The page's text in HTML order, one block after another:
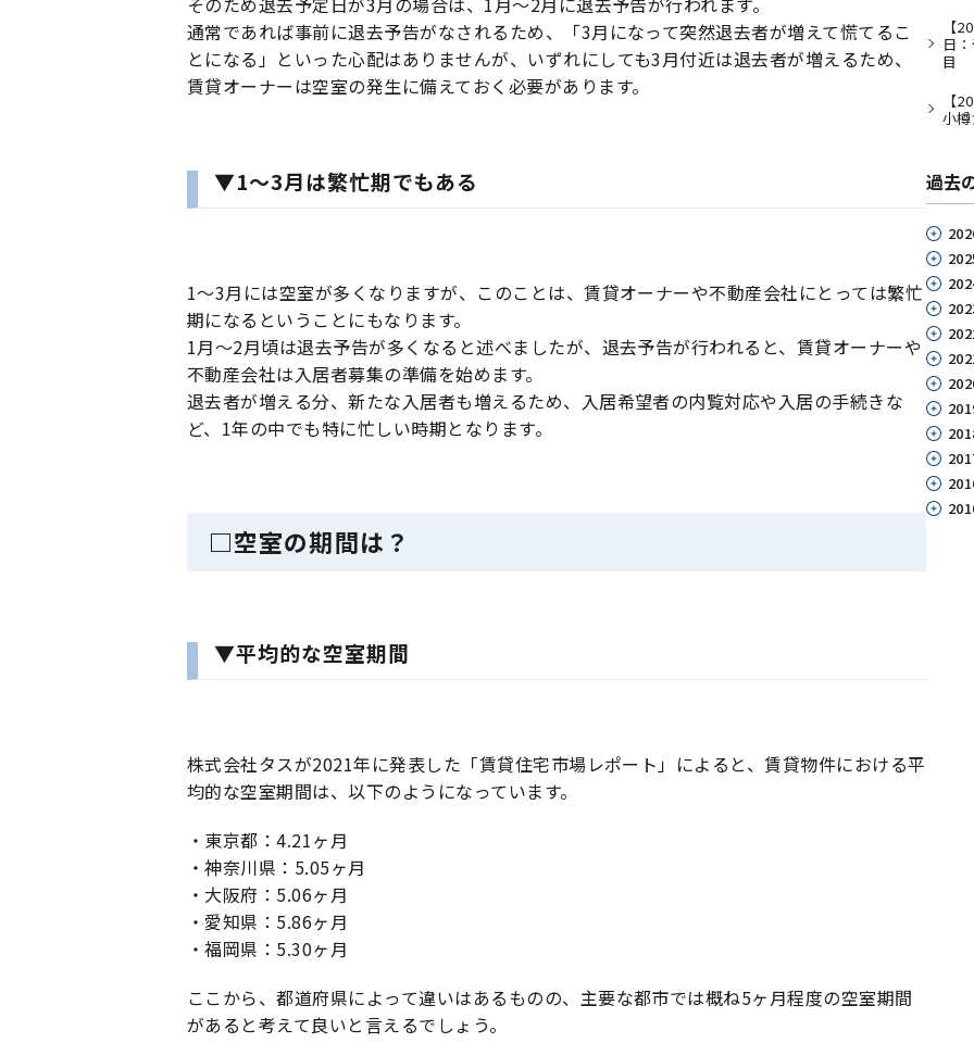
通常であれば事前に退去予告がなされるため、「3月になって突然退去者が増えて慌てるこ
とになる」といった心配はありませんが、いずれにしても3月付近は退去者が増えるため、
賃貸オーナーは空室の発生に備えておく必要があります。
▼1〜3月は繁忙期でもある
1〜3月には空室が多くなりますが、このことは、賃貸オーナーや不動産会社にとっては繁忙
期になるということにもなります。
1月〜2月頃は退去予告が多くなると述べましたが、退去予告が行われると、賃貸オーナーや
不動産会社は入居者募集の準備を始めます。
退去者が増える分、新たな入居者も増えるため、入居希望者の内覧対応や入居の手続きな
ど、1年の中でも特に忙しい時期となります。
□空室の期間は？
▼平均的な空室期間
株式会社タスが2021年に発表した「賃貸住宅市場レポート」によると、賃貸物件における平
均的な空室期間は、以下のようになっています。
・東京都：4.21ヶ月
・神奈川県：5.05ヶ月
・大阪府：5.06ヶ月
・愛知県：5.86ヶ月
・福岡県：5.30ヶ月
ここから、都道府県によって違いはあるものの、主要な都市では概ね5ヶ月程度の空室期間
があると考えて良いと言えるでしょう。
【
日
目
【
小
過去